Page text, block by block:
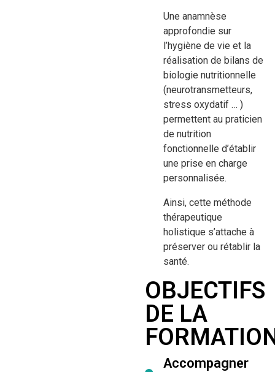
Une anamnèse
approfondie sur
l’hygiène de vie et la
réalisation de bilans de
biologie nutritionnelle
(neurotransmetteurs,
stress oxydatif … )
permettent au praticien
de nutrition
fonctionnelle d’établir
une prise en charge
personnalisée.
Ainsi, cette méthode
thérapeutique
holistique s’attache à
préserver ou rétablir la
santé.
OBJECTIFS
DE LA
Accompagner